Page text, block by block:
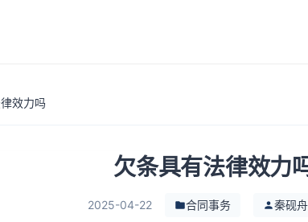
效力吗
欠条具有法律效力
2025-04-22 合同事务 秦砚